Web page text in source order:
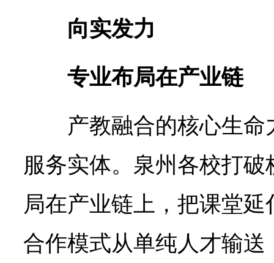
向实发力
专业布局在产业链
产教融合的核心生
服务实体。泉州各校打
局在产业链上，把课堂
合作模式从单纯人才输